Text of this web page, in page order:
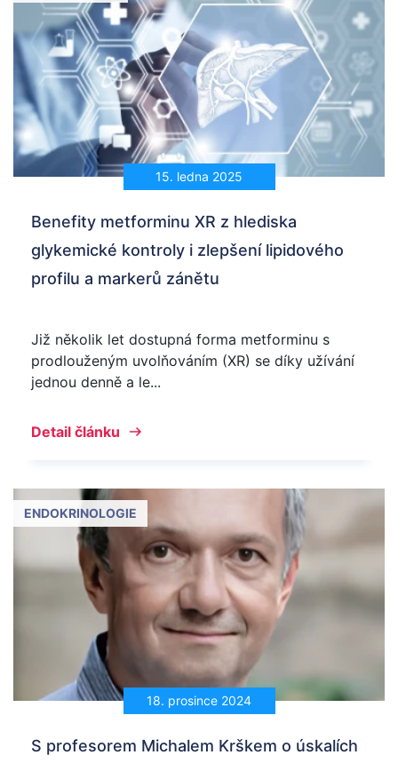
15. ledna 2025
Benefity metforminu XR z hlediska
glykemické kontroly i zlepšení lipidového
profilu a markerů zánětu
Již několik let dostupná forma metforminu s
prodlouženým uvolňováním (XR) se díky užívání
jednou denně a le...
Detail článku
18. prosince 2024
ENDOKRINOLOGIE
S profesorem Michalem Krškem o úskalích